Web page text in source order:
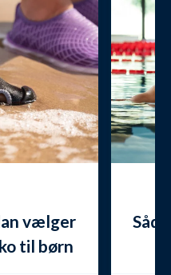
vælger
til børn